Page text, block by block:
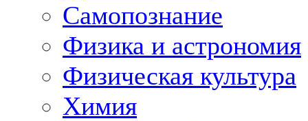
Самопознание
Физика и астрономия
Физическая культура
Химия